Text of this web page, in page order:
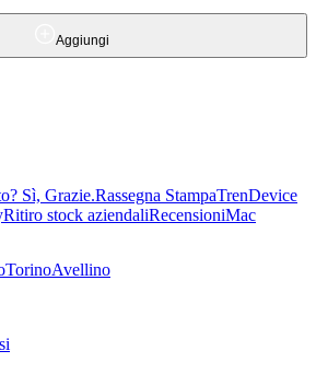
Aggiungi
Sì, Grazie.Rassegna StampaTrenDevice
Ritiro stock aziendaliRecensioniMac
TorinoAvellino